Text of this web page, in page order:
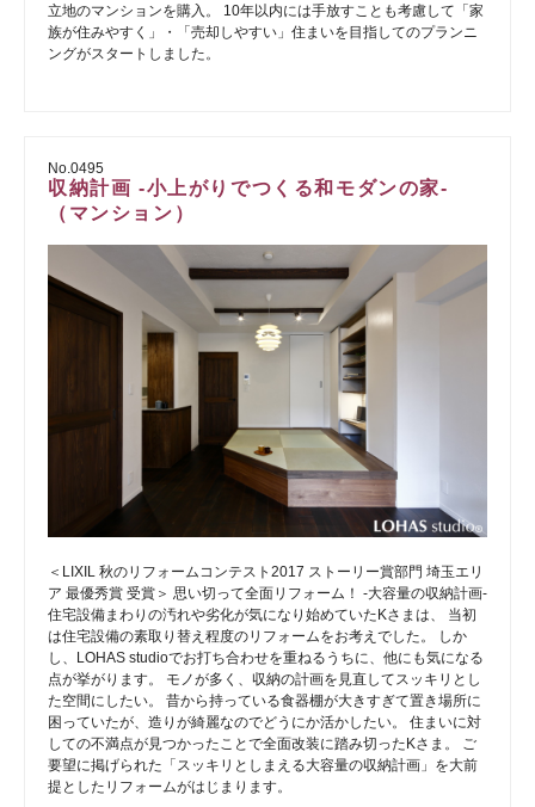
立地のマンションを購入。 10年以内には手放すことも考慮して「家
族が住みやすく」・「売却しやすい」住まいを目指してのプランニ
ングがスタートしました。
No.0495
収納計画 -小上がりでつくる和モダンの家-
（マンション）
＜LIXIL 秋のリフォームコンテスト2017 ストーリー賞部門 埼玉エリ
ア 最優秀賞 受賞＞ 思い切って全面リフォーム！ -大容量の収納計画-
住宅設備まわりの汚れや劣化が気になり始めていたKさまは、 当初
は住宅設備の素取り替え程度のリフォームをお考えでした。 しか
し、LOHAS studioでお打ち合わせを重ねるうちに、他にも気になる
点が挙がります。 モノが多く、収納の計画を見直してスッキリとし
た空間にしたい。 昔から持っている食器棚が大きすぎて置き場所に
困っていたが、造りが綺麗なのでどうにか活かしたい。 住まいに対
しての不満点が見つかったことで全面改装に踏み切ったKさま。 ご
要望に掲げられた「スッキリとしまえる大容量の収納計画」を大前
提としたリフォームがはじまります。